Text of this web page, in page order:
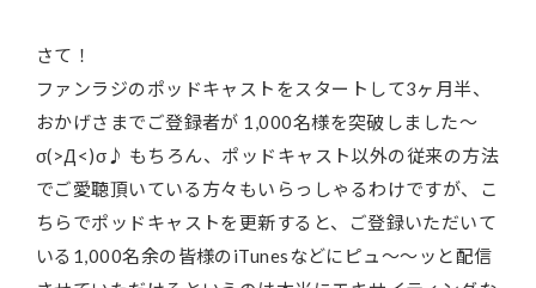
さて！
ファンラジのポッドキャストをスタートして3ヶ月半、
おかげさまでご登録者が 1,000名様を突破しました～
σ(>Д<)σ♪ もちろん、ポッドキャスト以外の従来の方法
でご愛聴頂いている方々もいらっしゃるわけですが、こ
ちらでポッドキャストを更新すると、ご登録いただいて
いる1,000名余の皆様のiTunesなどにピュ～～ッと配信